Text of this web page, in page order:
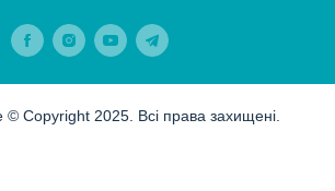
© Copyright 2025. Всі права захищені.